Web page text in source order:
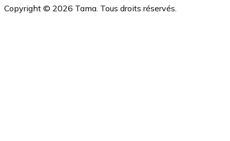
Copyright © 2026 Tama. Tous droits réservés.